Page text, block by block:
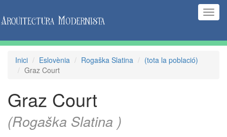
Inici Eslovènia Rogaška Slatina
(tota la població)
Graz Court
Graz Court
(Rogaška Slatina )